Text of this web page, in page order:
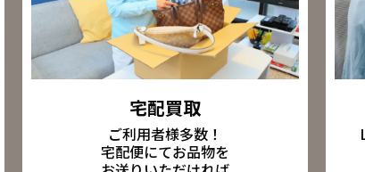
宅配買取
ご利用者様多数！
宅配便にてお品物を